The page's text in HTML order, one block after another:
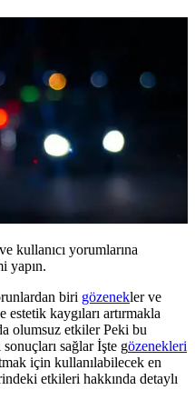
kullanıcı yorumlarına
yapın.
biri gözenekler ve
kaygıları artırmakla
olumsuz etkiler Peki bu
sağlar İşte gözenekleri
için kullanılabilecek en
etkileri hakkında detaylı